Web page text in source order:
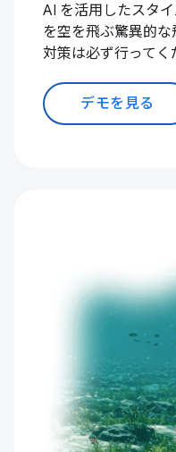
AI を活用したスタ
を空を飛ぶ驚異的
対策は必ず行ってく
デモを見る